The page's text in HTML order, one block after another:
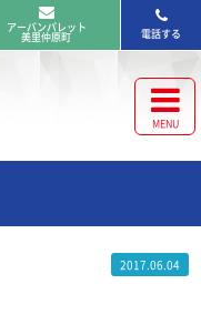
電話する
アーバンパレット
美里仲原町
2017.06.04